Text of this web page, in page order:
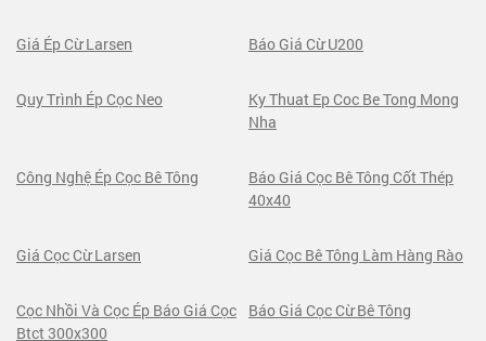
Giá Ép Cừ Larsen Báo Giá Cừ U200
Quy Trình Ép Cọc Neo
Ky Thuat Ep Coc Be Tong Mong
Nha
Công Nghệ Ép Cọc Bê Tông
Báo Giá Cọc Bê Tông Cốt Thép
40x40
Giá Cọc Cừ Larsen Giá Cọc Bê Tông Làm Hàng Rào
Cọc Nhồi Và Cọc Ép Báo Giá Cọc
Btct 300x300
Báo Giá Cọc Cừ Bê Tông